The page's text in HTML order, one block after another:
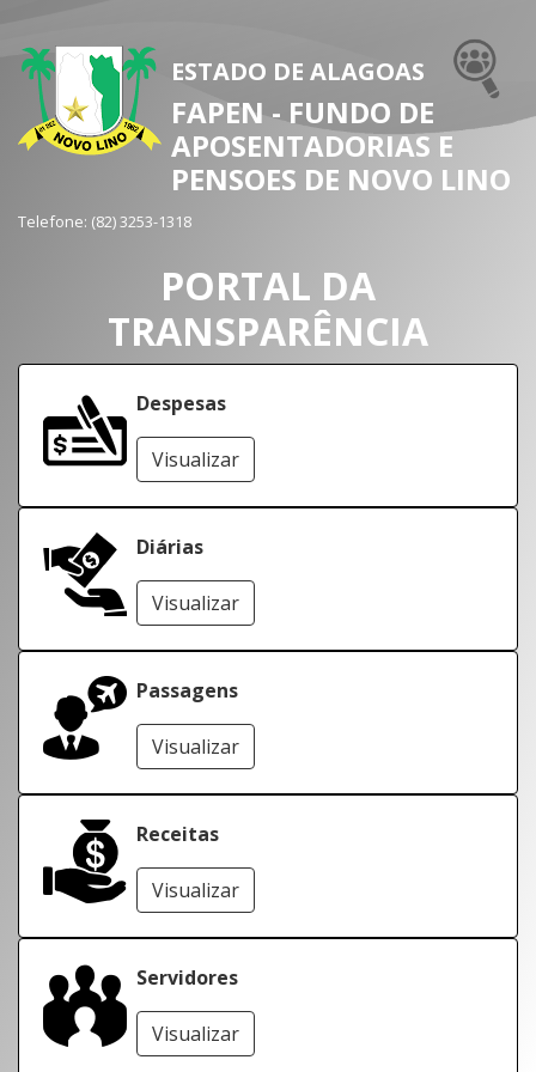
ESTADO DE ALAGOAS
FAPEN - FUNDO DE
APOSENTADORIAS E
PENSOES DE NOVO LINO
Telefone: (82) 3253-1318
PORTAL DA
TRANSPARÊNCIA
Despesas
Visualizar
Diárias
Visualizar
Passagens
Visualizar
Receitas
Visualizar
Servidores
Visualizar